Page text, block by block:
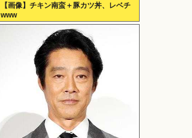
【画像】チキン南蛮＋豚カツ丼、レベチ
www